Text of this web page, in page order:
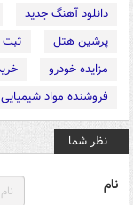
دانلود آهنگ جدید
پرشین هتل
ثبت
مزایده خودرو
فروشنده مواد شیمیایی
نظر شما
نام